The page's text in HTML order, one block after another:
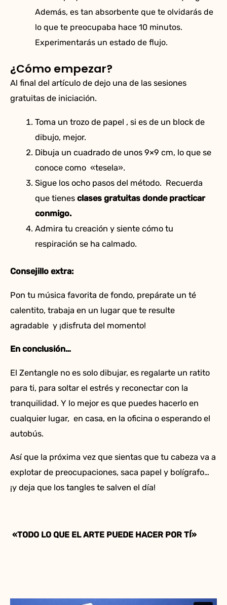
Además, es tan absorbente que te olvidarás de
lo que te preocupaba hace 10 minutos.
Experimentarás un estado de flujo.
¿Cómo empezar?
Al final del artículo de dejo una de las sesiones
gratuitas de iniciación.
Toma un trozo de papel , si es de un block de
dibujo, mejor.
Dibuja un cuadrado de unos 9×9 cm, lo que se
conoce como «tesela».
Sigue los ocho pasos del método. Recuerda
que tienesclases gratuitas donde practicar
conmigo.
Admira tu creación y siente cómo tu
respiración se ha calmado.
Consejillo extra:
Pon tu música favorita de fondo, prepárate un té
calentito, trabaja en un lugar que te resulte
agradable y ¡disfruta del momento!
En conclusión…
El Zentangle no es solo dibujar, es regalarte un ratito
para ti, para soltar el estrés y reconectar con la
tranquilidad. Y lo mejor es que puedes hacerlo en
cualquier lugar, en casa, en la oficina o esperando el
autobús.
Así que la próxima vez que sientas que tu cabeza va a
explotar de preocupaciones, saca papel y bolígrafo…
¡y deja que los tangles te salven el día!
«TODO LO QUE EL ARTE PUEDE HACER POR TÍ»